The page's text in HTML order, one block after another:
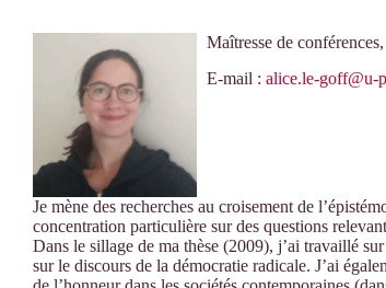
Maîtresse de
E-mail : alice.le-goff@u-
Je mène des recherches au croisement de
concentration particulière sur des questions
Dans le sillage de ma thèse (2009), j’ai travaillé
sur le discours de la démocratie radicale. J’ai